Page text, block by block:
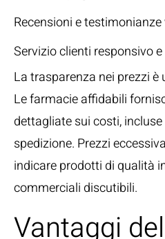
Recensioni e
Servizio clienti responsivo
La trasparenza nei prezzi
Le farmacie affidabili
dettagliate sui costi,
spedizione. Prezzi
indicare prodotti di qualità
commerciali discutibili.
Vantaggi